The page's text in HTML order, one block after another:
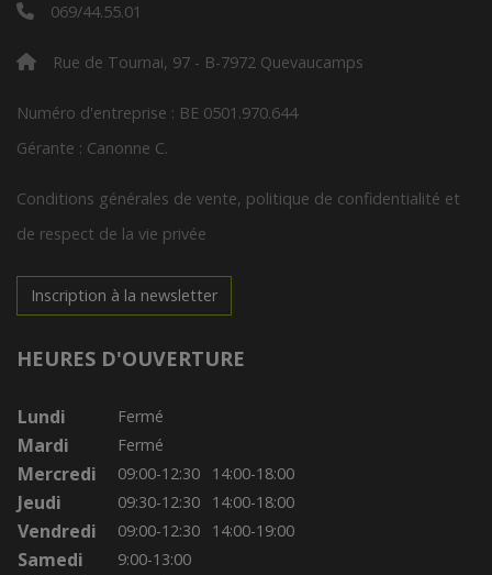
069/44.55.01
Rue de Tournai, 97 - B-7972 Quevaucamps
Numéro d'entreprise : BE 0501.970.644
Gérante : Canonne C.
Conditions générales de vente, politique de confidentialité et
de respect de la vie privée
Inscription à la newsletter
HEURES D'OUVERTURE
Lundi Fermé
Mardi Fermé
Mercredi 09:00-12:30 14:00-18:00
Jeudi 09:30-12:30 14:00-18:00
Vendredi 09:00-12:30 14:00-19:00
Samedi 9:00-13:00